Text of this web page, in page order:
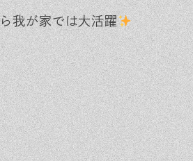
我が家では大活躍
Event Contact